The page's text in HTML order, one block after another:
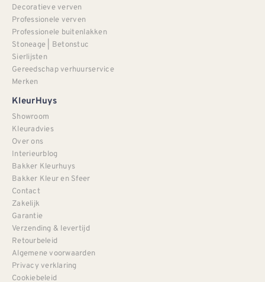
Decoratieve verven
Professionele verven
Professionele buitenlakken
Stoneage | Betonstuc
Sierlijsten
Gereedschap verhuurservice
Merken
KleurHuys
Showroom
Kleuradvies
Over ons
Interieurblog
Bakker Kleurhuys
Bakker Kleur en Sfeer
Contact
Zakelijk
Garantie
Verzending & levertijd
Retourbeleid
Algemene voorwaarden
Privacy verklaring
Cookiebeleid